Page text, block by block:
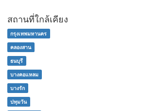
สถานที่ใกล้เคียง
กรุงเทพมหานคร
คลองสาน
ธนบุรี
บางคอแหลม
บางรัก
ปทุมวัน